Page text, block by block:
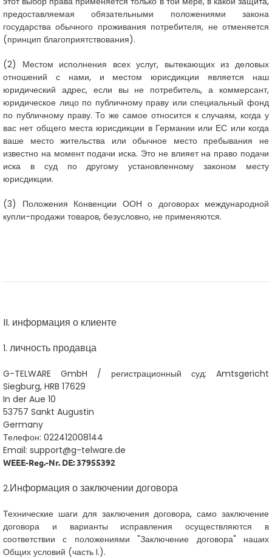
предоставляемая обязательными положениями закона
государства обычного проживания потребителя, не отменяется
(принцип благоприятствования).
(2) Местом исполнения всех услуг, вытекающих из деловых
отношений с нами, и местом юрисдикции является наш
юридический адрес, если вы не потребитель, а коммерсант,
юридическое лицо по публичному праву или специальный фонд
по публичному праву. То же самое относится к случаям, когда у
вас нет общего места юрисдикции в Германии или ЕС или когда
ваше место жительства или обычное место пребывания не
известно на момент подачи иска. Это не влияет на право подачи
иска в суд по другому установленному законом месту
юрисдикции.
(3) Положения Конвенции ООН о договорах международной
купли-продажи товаров, безусловно, не применяются.
II. информация о клиенте
1. личность продавца
G-TELWARE GmbH / регистрационный суд: Amtsgericht
Siegburg, HRB 17629
In der Aue 10
53757 Sankt Augustin
Germany
Телефон: 022412008144
Email: support@g-telware.de
WEEE-Reg.-Nr. DE: 37955392
2.Информация о заключении договора
Технические шаги для заключения договора, само заключение
договора и варианты исправления осуществляются в
соответствии с положениями "Заключение договора" наших
Общих условий (часть I.).